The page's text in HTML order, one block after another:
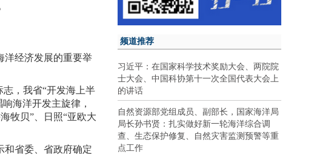
洋经济发展的重要举
，我省“开发海上半
海洋开发主旋律，
牧贝”、日照“亚欧大
和省委、省政府确定
频道推荐
习近平：在国家科学技术奖励大会、两院院
士大会、中国科协第十一次全国代表大会上
的讲话
自然资源部党组成员、副部长，国家海洋局
局长孙书贤：扎实做好新一轮海洋综合调
查、生态保护修复、自然灾害监测预警等重
点工作